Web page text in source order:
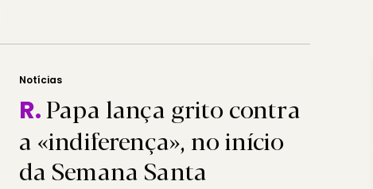
Notícias
R.Papa lança grito contra
a «indiferença», no início
da Semana Santa